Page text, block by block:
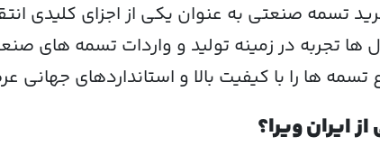
تسمه صنعتی به عنوان یکی از اجزای کلیدی
ها تجربه در زمینه تولید و واردات تسمه های
تسمه ها را با کیفیت بالا و استانداردهای جهانی
ایران ویرا؟